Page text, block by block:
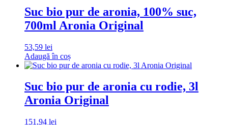
Suc bio pur de aronia, 100% suc,
700ml Aronia Original
53,59 lei
Adaugă în coș
Suc bio pur de aronia cu rodie, 3l
Aronia Original
151,94 lei